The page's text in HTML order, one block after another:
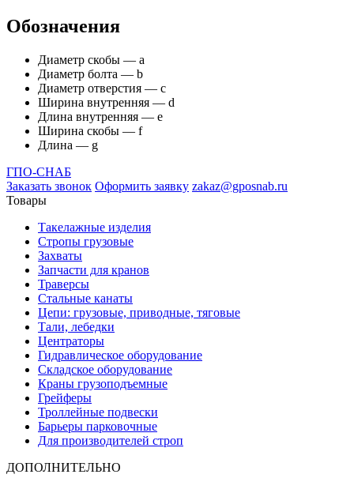
Обозначения
Диаметр скобы — а
Диаметр болта — b
Диаметр отверстия — с
Ширина внутренняя — d
Длина внутренняя — е
Ширина скобы — f
Длина — g
ГПО-СНАБ
Заказать звонок Оформить заявку zakaz@gposnab.ru
Товары
Такелажные изделия
Стропы грузовые
Захваты
Запчасти для кранов
Траверсы
Стальные канаты
Цепи: грузовые, приводные, тяговые
Тали, лебедки
Центраторы
Гидравлическое оборудование
Складское оборудование
Краны грузоподъемные
Грейферы
Троллейные подвески
Барьеры парковочные
Для производителей строп
ДОПОЛНИТЕЛЬНО